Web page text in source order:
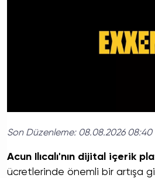
Son Düzenleme: 08.08.2026 08:40
Acun Ilıcalı'nın dijital içerik
ücretlerinde önemli bir artışa